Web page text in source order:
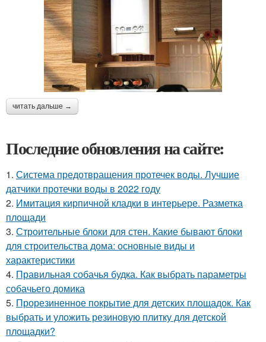
читать дальше →
Последние обновления на сайте:
1. Система предотвращения протечек воды. Лучшие
датчики протечки воды в 2022 году
2. Имитация кирпичной кладки в интерьере. Разметка
площади
3. Строительные блоки для стен. Какие бывают блоки
для строительства дома: основные виды и
характеристики
4. Правильная собачья будка. Как выбрать параметры
собачьего домика
5. Прорезиненное покрытие для детских площадок. Как
выбрать и уложить резиновую плитку для детской
площадки?